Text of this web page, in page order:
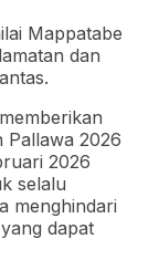
Mappatabe
dan
Pallawa 2026
2026
selalu
menghindari
dapat